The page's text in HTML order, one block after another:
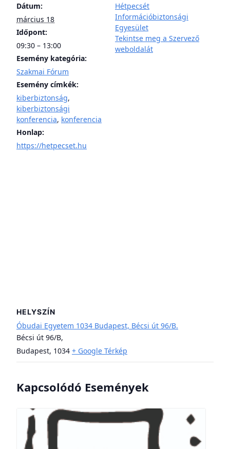
Dátum:
március 18
Időpont:
09:30 – 13:00
Esemény kategória:
Szakmai Fórum
Esemény címkék:
kiberbiztonság,
kiberbiztonsági
konferencia, konferencia
Honlap:
https://hetpecset.hu
Hétpecsét
Információbiztonsági
Egyesület
Tekintse meg a Szervező
weboldalát
HELYSZÍN
Óbudai Egyetem 1034 Budapest, Bécsi út 96/B.
Bécsi út 96/B,
Budapest, 1034 + Google Térkép
Kapcsolódó Események